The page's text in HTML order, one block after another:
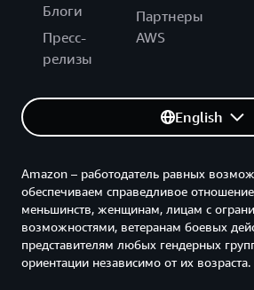
Блоги
Пресс-
релизы
Партнеры
AWS
English
Amazon – работодатель равных
обеспечиваем справедливое
меньшинств, женщинам, лицам с
возможностями, ветеранам боевых
представителям любых гендерных
ориентации независимо от их возраста.